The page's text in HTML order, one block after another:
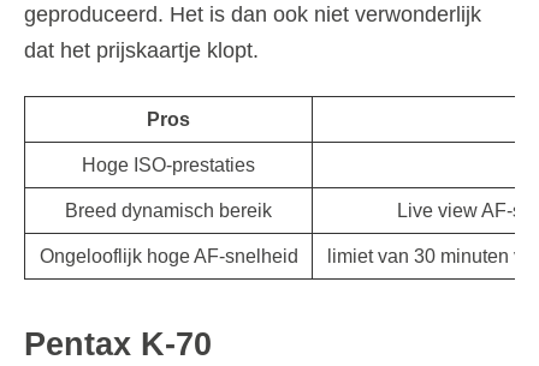
geproduceerd. Het is dan ook niet verwonderlijk
dat het prijskaartje klopt.
Pros
Hoge ISO-prestaties
Breed dynamisch bereik Live view AF-
Ongelooflijk hoge AF-snelheid limiet van 30 minuten
Pentax K-70